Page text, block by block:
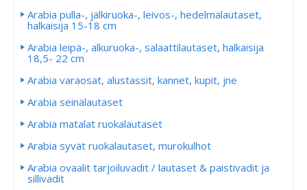
Arabia pulla-, jälkiruoka-, leivos-, hedelmälautaset,
halkaisija 15-18 cm
Arabia leipä-, alkuruoka-, salaattilautaset, halkaisija
18,5- 22 cm
Arabia varaosat, alustassit, kannet, kupit, jne
Arabia seinälautaset
Arabia matalat ruokalautaset
Arabia syvät ruokalautaset, murokulhot
Arabia ovaalit tarjoiluvadit / lautaset & paistivadit ja
sillivadit